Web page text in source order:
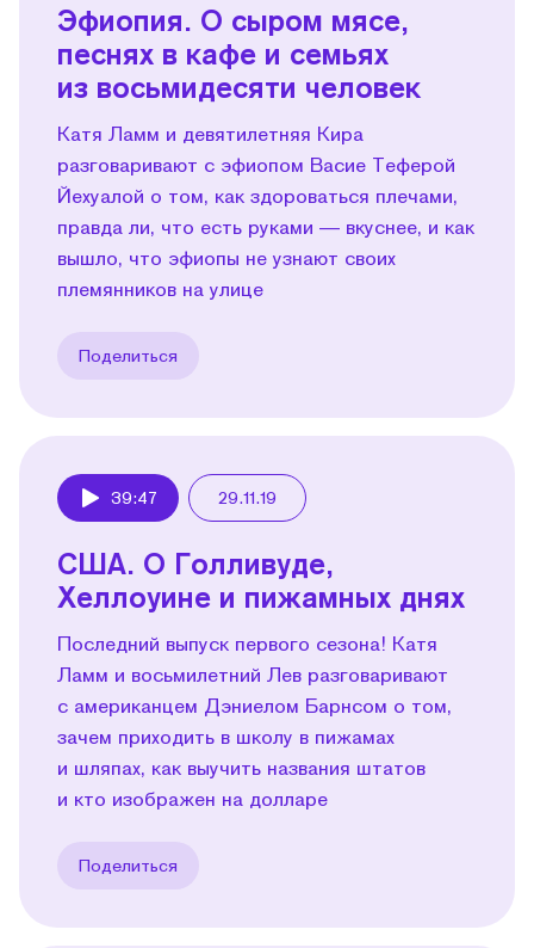
Эфиопия. О сыром мясе,
песнях в кафе и семьях
из восьмидесяти человек
Катя Ламм и девятилетняя Кира
разговаривают с эфиопом Васие Теферой
Йехуалой о том, как здороваться плечами,
правда ли, что есть руками — вкуснее, и как
вышло, что эфиопы не узнают своих
племянников на улице
Поделиться
39:47 29.11.19
США. О Голливуде,
Хеллоуине и пижамных днях
Последний выпуск первого сезона! Катя
Ламм и восьмилетний Лев разговаривают
с американцем Дэниелом Барнсом о том,
зачем приходить в школу в пижамах
и шляпах, как выучить названия штатов
и кто изображен на долларе
Поделиться